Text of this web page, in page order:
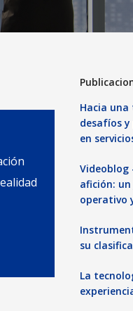
Hacia
desafíos
en
Videoblog
afición:
operativo
su
La